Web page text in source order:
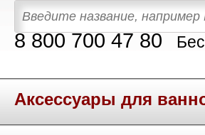
8 800 700 47 80
Аксессуары для